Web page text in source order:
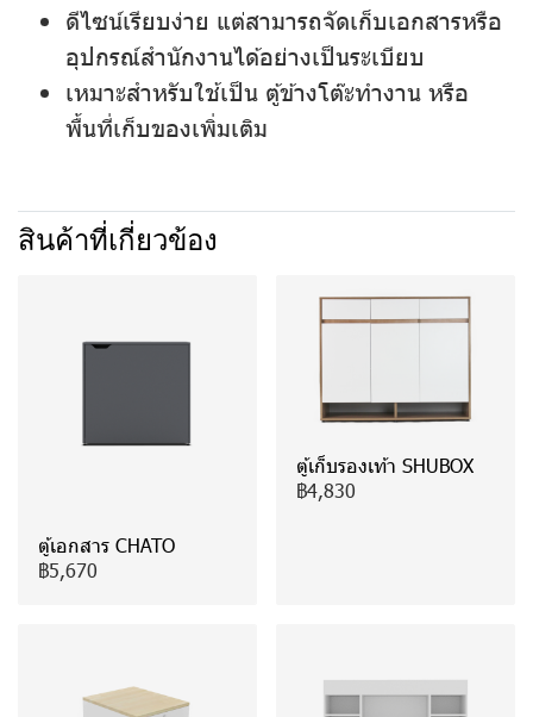
ดีไซน์เรียบง่าย แต่สามารถจัดเก็บเอกสารหรือ
อุปกรณ์สำนักงานได้อย่างเป็นระเบียบ
เหมาะสำหรับใช้เป็น ตู้ข้างโต๊ะทำงาน หรือ
พื้นที่เก็บของเพิ่มเติม
สินค้าที่เกี่ยวข้อง
ตู้เอกสาร CHATO
฿5,670
ตู้เก็บรองเท้า SHUBOX
฿4,830